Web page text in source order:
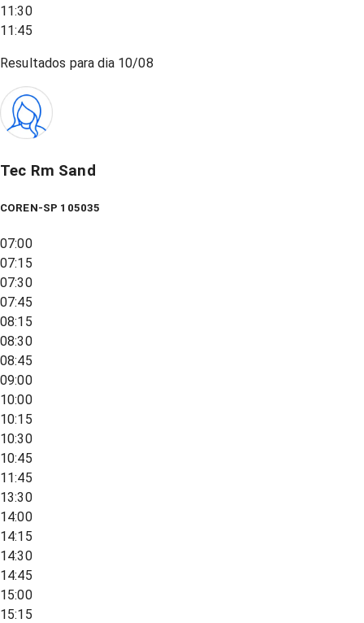
11:30
11:45
Resultados para dia 10/08
Tec Rm Sand
COREN-SP 105035
07:00
07:15
07:30
07:45
08:15
08:30
08:45
09:00
10:00
10:15
10:30
10:45
11:45
13:30
14:00
14:15
14:30
14:45
15:00
15:15